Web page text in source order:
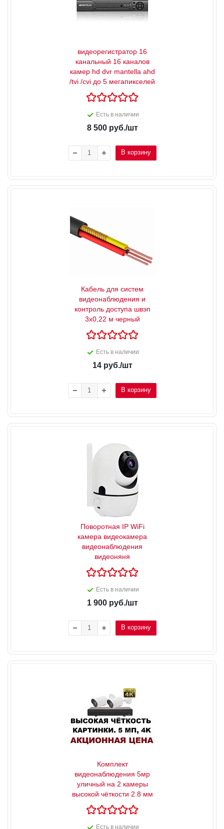
видеорегистратор 16
канальный 16 каналов
камер hd dvr mantella ahd
/tvi /cvi до 5 мегапикселей
Есть в наличии
8 500руб./шт
В корзину
Кабель для систем
видеонаблюдения и
контроль доступа швэп
3х0,22 м черный
Есть в наличии
14руб./шт
В корзину
Поворотная IP WiFi
камера видеокамера
видеонаблюдения
видеоняня
Есть в наличии
1 900руб./шт
В корзину
Комплект
видеонаблюдения 5мр
уличный на 2 камеры
высокой чёткости 2.8 мм
Есть в наличии